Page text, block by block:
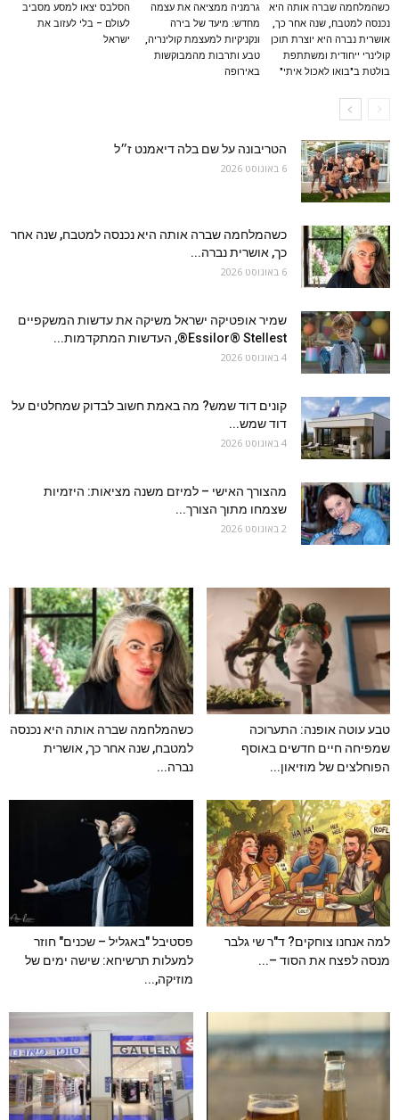
כשהמלחמה שברה אותה היא
נכנסה למטבח, שנה אחר כך,
אושרית נברה היא יוצרת תוכן
קולינרי ייחודית ומשתתפת
בולטת ב"בואו לאכול איתי"
גרמניה ממציאה את עצמה
מחדש: מיעד של בירה
ונקניקיות למעצמת קולינריה,
טבע ותרבות מהמבוקשות
באירופה
הסלבס יצאו למסע מסביב
לעולם – בלי לעזוב את
ישראל
הטריבונה על שם בלה דיאמנט ז״ל
6 באוגוסט 2026
כשהמלחמה שברה אותה היא נכנסה למטבח, שנה אחר
כך, אושרית נברה...
6 באוגוסט 2026
שמיר אופטיקה ישראל משיקה את עדשות המשקפיים
Essilor® Stellest®, העדשות המתקדמות...
4 באוגוסט 2026
קונים דוד שמש? מה באמת חשוב לבדוק שמחלטים על
דוד שמש...
4 באוגוסט 2026
מהצורך האישי – למיזם משנה מציאות: היזמיות
שצמחו מתוך הצורך...
2 באוגוסט 2026
טבע עוטה אופנה: התערוכה
שמפיחה חיים חדשים באוסף
הפוחלצים של מוזיאון...
כשהמלחמה שברה אותה היא נכנסה
למטבח, שנה אחר כך, אושרית
נברה...
למה אנחנו צוחקים? ד"ר שי גלבר
מנסה לפצח את הסוד –...
פסטיבל "באגליל – שכנים" חוזר
למעלות תרשיחא: שישה ימים של
מוזיקה,...